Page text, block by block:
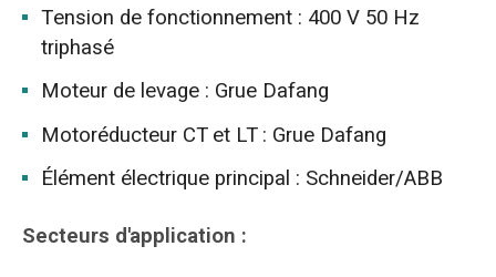
Tension de fonctionnement : 400 V 50 Hz
triphasé
Moteur de levage : Grue Dafang
Motoréducteur CT et LT : Grue Dafang
Élément électrique principal : Schneider/ABB
Secteurs d'application :